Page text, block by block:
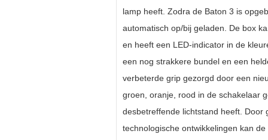
lamp heeft. Zodra de Baton 3 is
automatisch op/bij geladen. De box
en heeft een LED-indicator in de
een nog strakkere bundel en een
verbeterde grip gezorgd door een
groen, oranje, rood in de schakelaar
desbetreffende lichtstand heeft. Door
technologische ontwikkelingen kan